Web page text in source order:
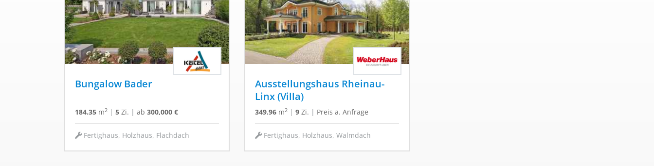
Bungalow Bader
184.35 m2 | 5 Zi. | ab 300,000 €
Fertighaus, Holzhaus, Flachdach
Ausstellungshaus Rheinau-
Linx (Villa)
349.96 m2 | 9 Zi. | Preis a. Anfrage
Fertighaus, Holzhaus, Walmdach